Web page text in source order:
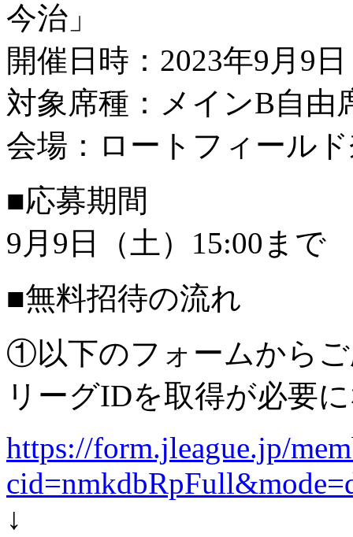
今治」
開催日時：2023年9月9
対象席種：メインB自由
会場：ロートフィール
■応募期間
9月9日（土）15:00まで
■無料招待の流れ
①以下のフォームから
リーグIDを取得が必要
https://form.jleague.jp/
↓